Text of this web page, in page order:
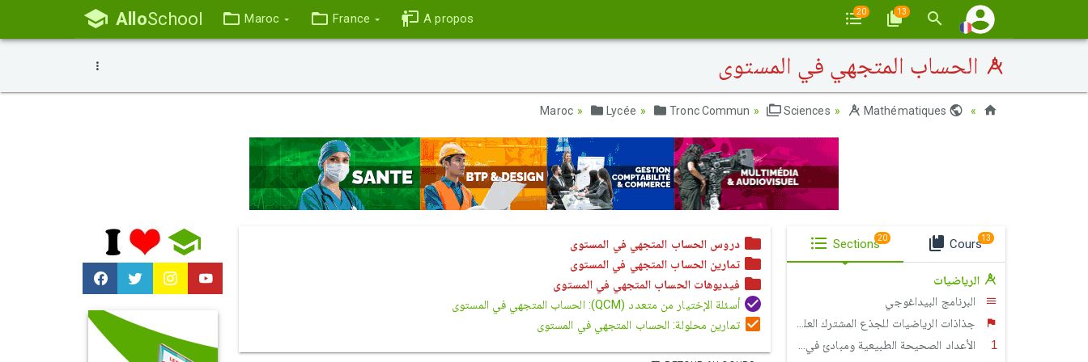
AlloSchool Maroc France A propos 20 13
الحساب المتجهي في المستوى
Lycée Tronc Commun Sciences Mathématiques
دروس الحساب المتجهي في المستوى
تمارين الحساب المتجهي في المستوى
فيديوهات الحساب المتجهي في المستوى
أسئلة الإختيار من متعدد (QCM): الحساب المتجهي في المستوى
تمارين محلولة: الحساب المتجهي في المستوى
Sections20 Cours13
الرياضيات
البرنامج البيداغوجي
جذاذات الرياضيات للجذع المشترك العلمي والتكنولوجي
الأعداد الصحيحة الطبيعية ومبادئ في الحسابيات